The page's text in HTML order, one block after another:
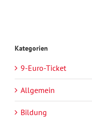
Kategorien
9-Euro-Ticket
Allgemein
Bildung